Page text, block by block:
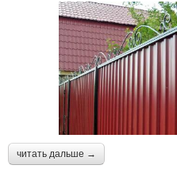
читать дальше →